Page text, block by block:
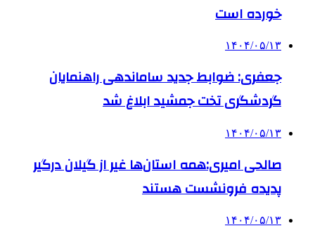
خورده است
۱۴۰۴/۰۵/۱۳
جعفری: ضوابط جدید ساماندهی راهنمایان
گردشگری تخت جمشید ابلاغ شد
۱۴۰۴/۰۵/۱۳
صالحی امیری:همه استان‌ها غیر از گیلان درگیر
پدیده فرونشست هستند
۱۴۰۴/۰۵/۱۳